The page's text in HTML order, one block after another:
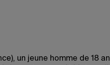
un jeune homme de 18